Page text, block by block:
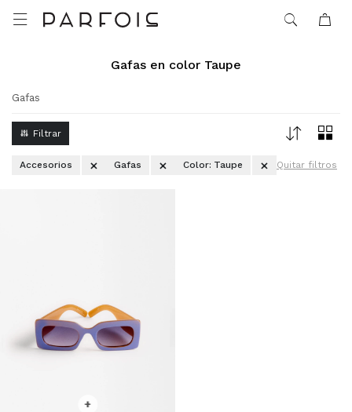

Gafas en color Taupe
Gafas
Accesorios Gafas Color: Taupe Quitar filtros
+